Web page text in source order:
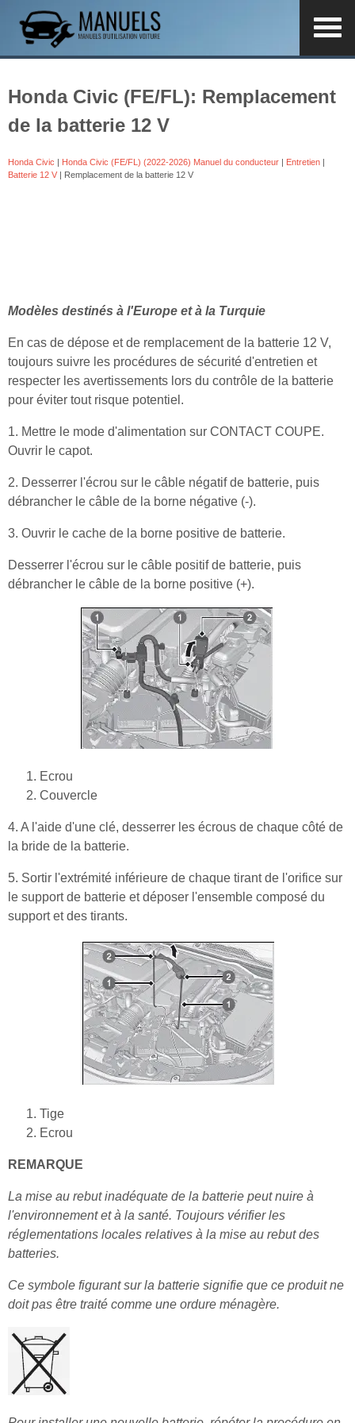
Honda Civic (FE/FL): Remplacement
de la batterie 12 V
Honda Civic | Honda Civic (FE/FL) (2022-2026) Manuel du conducteur | Entretien |
Batterie 12 V | Remplacement de la batterie 12 V
Modèles destinés à l'Europe et à la Turquie
En cas de dépose et de remplacement de la batterie 12 V,
toujours suivre les procédures de sécurité d'entretien et
respecter les avertissements lors du contrôle de la batterie
pour éviter tout risque potentiel.
1. Mettre le mode d'alimentation sur CONTACT COUPE.
Ouvrir le capot.
2. Desserrer l'écrou sur le câble négatif de batterie, puis
débrancher le câble de la borne négative (-).
3. Ouvrir le cache de la borne positive de batterie.
Desserrer l'écrou sur le câble positif de batterie, puis
débrancher le câble de la borne positive (+).
Ecrou
Couvercle
4. A l'aide d'une clé, desserrer les écrous de chaque côté de
la bride de la batterie.
5. Sortir l'extrémité inférieure de chaque tirant de l'orifice sur
le support de batterie et déposer l'ensemble composé du
support et des tirants.
Tige
Ecrou
REMARQUE
La mise au rebut inadéquate de la batterie peut nuire à
l'environnement et à la santé. Toujours vérifier les
réglementations locales relatives à la mise au rebut des
batteries.
Ce symbole figurant sur la batterie signifie que ce produit ne
doit pas être traité comme une ordure ménagère.